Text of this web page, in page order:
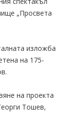
„Просвета
изложба
на 175-
на проекта
Тошев,